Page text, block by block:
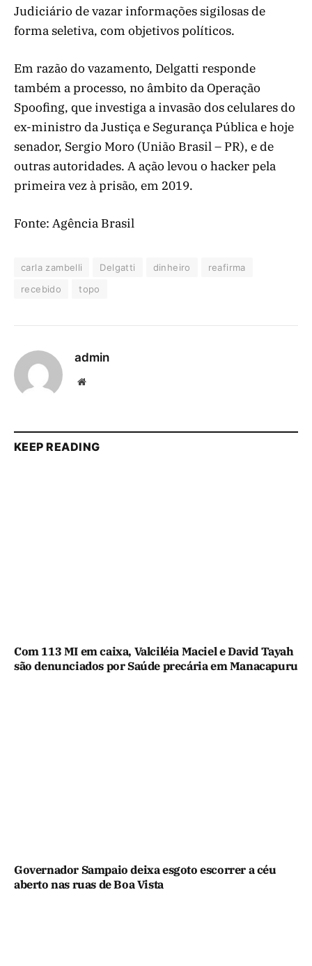
Judiciário de vazar informações sigilosas de
forma seletiva, com objetivos políticos.
Em razão do vazamento, Delgatti responde
também a processo, no âmbito da Operação
Spoofing, que investiga a invasão dos celulares do
ex-ministro da Justiça e Segurança Pública e hoje
senador, Sergio Moro (União Brasil – PR), e de
outras autoridades. A ação levou o hacker pela
primeira vez à prisão, em 2019.
Fonte: Agência Brasil
carla zambelli Delgatti dinheiro
reafirma
recebido
topo
admin
Website
KEEP READING
Com 113 MI em caixa, Valciléia Maciel e David Tayah
são denunciados por Saúde precária em Manacapuru
Governador Sampaio deixa esgoto escorrer a céu
aberto nas ruas de Boa Vista